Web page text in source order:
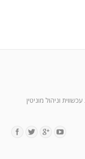
וניהול מוניטין